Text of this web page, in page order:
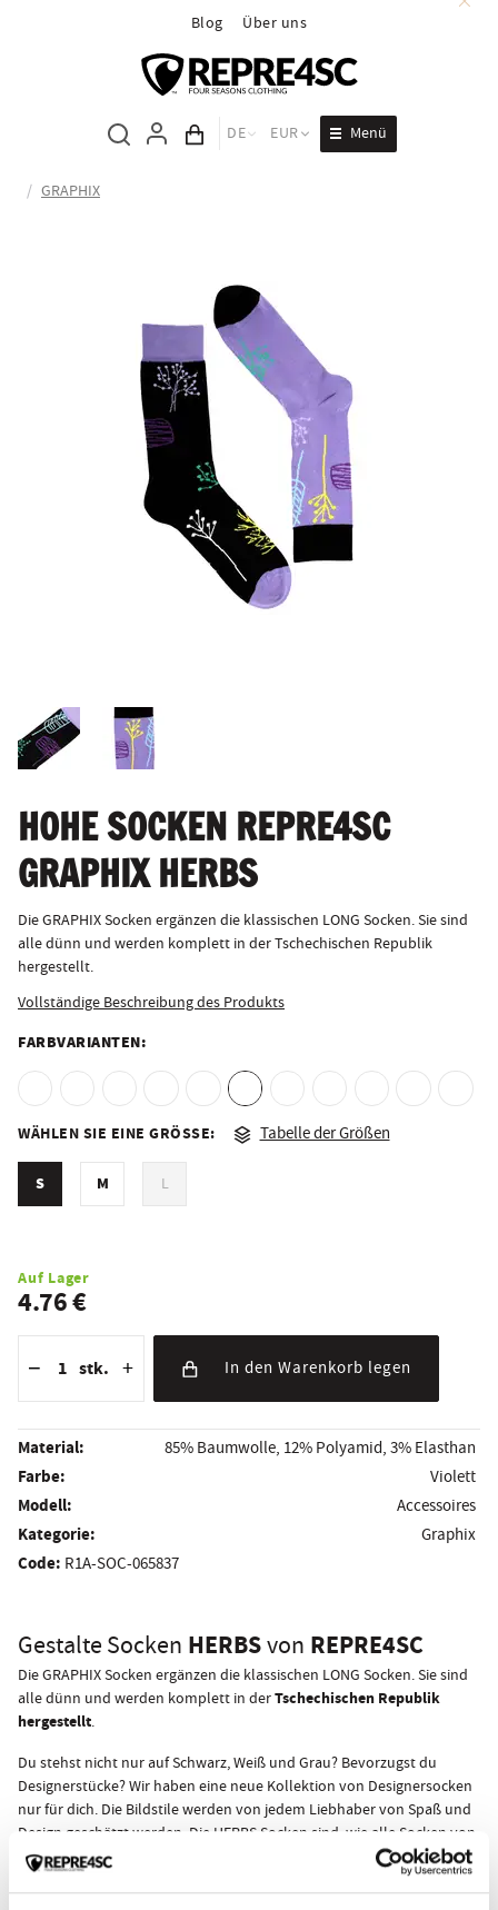
Blog Über uns
Inhalt des Wagens
DE EUR Menü
/ GRAPHIX
HOHE SOCKEN REPRE4SC
GRAPHIX HERBS
Die GRAPHIX Socken ergänzen die klassischen LONG Socken. Sie sind
alle dünn und werden komplett in der Tschechischen Republik
hergestellt.
Vollständige Beschreibung des Produkts
FARBVARIANTEN:
WÄHLEN SIE EINE GRÖSSE: Tabelle der Größen
S M L
Auf Lager
4.76 €
− stk. + In den Warenkorb legen
Material: 85% Baumwolle, 12% Polyamid, 3% Elasthan
Farbe: Violett
Modell: Accessoires
Kategorie: Graphix
Code: R1A-SOC-065837
Gestalte Socken HERBSvon REPRE4SC
Die GRAPHIX Socken ergänzen die klassischen LONG Socken. Sie sind
alle dünn und werden komplett in derTschechischen Republik
hergestellt.
Du stehst nicht nur auf Schwarz, Weiß und Grau? Bevorzugst du
Designerstücke? Wir haben eine neue Kollektion von Designersocken
nur für dich. Die Bildstile werden von jedem Liebhaber von Spaß und
Design geschätzt werden. Die HERBS Socken sind, wie alle Socken von
REPRE4SC, für Jungs und Mädchen gedacht.
In den neuen Socken aus der GRAPHIX-Linie wirst du definitiv nicht in